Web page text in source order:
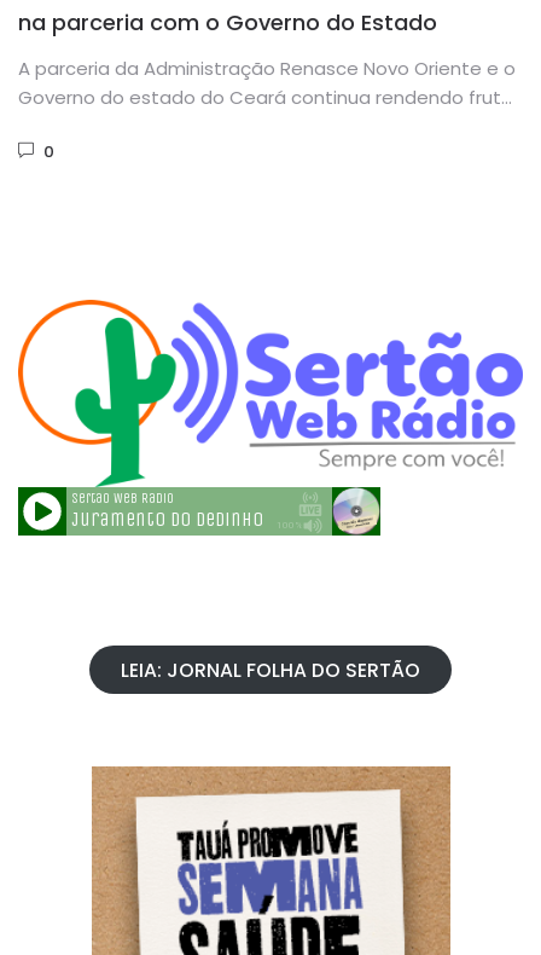
na parceria com o Governo do Estado
A parceria da Administração Renasce Novo Oriente e o
Governo do estado do Ceará continua rendendo frutos
0
LEIA: JORNAL FOLHA DO SERTÃO